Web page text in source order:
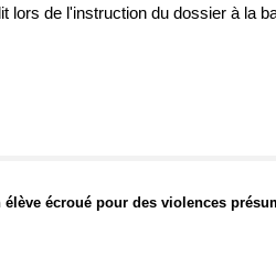
lors de l'instruction du dossier à la
élève écroué pour des violences